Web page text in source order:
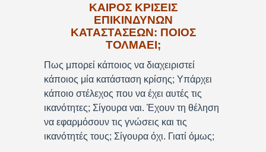
ΚΑΙΡΟΣ ΚΡΙΣΕΙΣ
ΕΠΙΚΙΝΔΥΝΩΝ
ΚΑΤΑΣΤΑΣΕΩΝ: ΠΟΙΟΣ
ΤΟΛΜΑΕΙ;
Πως μπορεί κάποιος να διαχειριστεί
κάποιος μία κατάσταση κρίσης; Υπάρχει
κάποιο στέλεχος που να έχει αυτές τις
ικανότητες; Σίγουρα ναι. Έχουν τη θέληση
να εφαρμόσουν τις γνώσεις και τις
ικανότητές τους; Σίγουρα όχι. Γιατί όμως;